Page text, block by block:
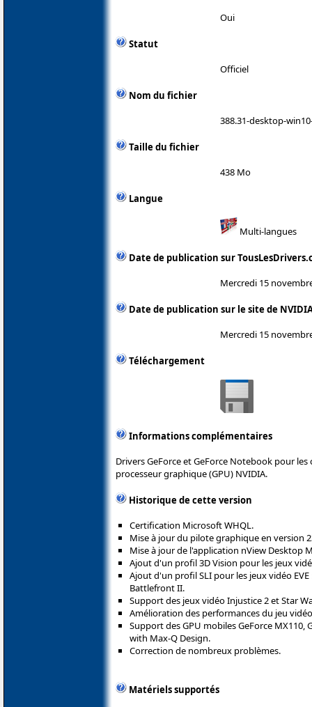
Oui
Statut
Officiel
Nom du fichier
388.31-desktop-
Taille du fichier
438 Mo
Langue
Multi-langues
Date de publication sur
Mercredi 15
Date de publication sur le site de
Mercredi 15
Téléchargement
Informations complémentaires
Drivers GeForce et GeForce Notebook pour
processeur graphique (GPU) NVIDIA.
Historique de cette version
Certification Microsoft WHQL.
Mise à jour du pilote graphique en version
Mise à jour de l'application nView Desktop
Ajout d'un profil 3D Vision pour les jeux
Ajout d'un profil SLI pour les jeux vidéo
Battlefront II.
Support des jeux vidéo Injustice 2 et Star
Amélioration des performances du jeu
Support des GPU mobiles GeForce MX110,
with Max-Q Design.
Correction de nombreux problèmes.
Matériels supportés